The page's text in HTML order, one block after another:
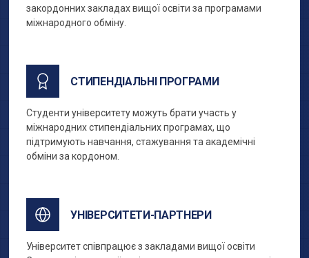
закордонних закладах вищої освіти за програмами
міжнародного обміну.
СТИПЕНДІАЛЬНІ ПРОГРАМИ
Студенти університету можуть брати участь у
міжнародних стипендіальних програмах, що
підтримують навчання, стажування та академічні
обміни за кордоном.
УНІВЕРСИТЕТИ-ПАРТНЕРИ
Університет співпрацює з закладами вищої освіти